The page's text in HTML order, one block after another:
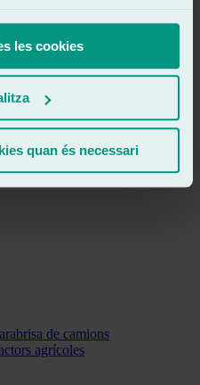
les cookies
quan és necessari
Cotxe
de camions
agrícoles